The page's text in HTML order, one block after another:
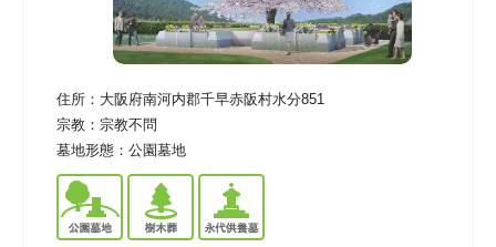
住所： 大阪府南河内郡千早赤阪村水分851
宗教： 宗教不問
墓地形態： 公園墓地